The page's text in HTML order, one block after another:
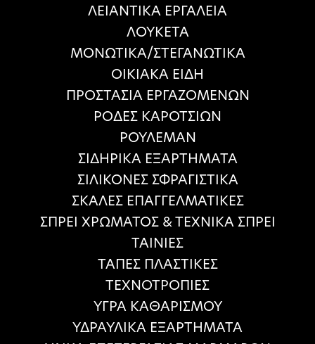
ΛΕΙΑΝΤΙΚΑ ΕΡΓΑΛΕΙΑ
ΛΟΥΚΕΤΑ
ΜΟΝΩΤΙΚΑ/ΣΤΕΓΑΝΩΤΙΚΑ
ΟΙΚΙΑΚΑ ΕΙΔΗ
ΠΡΟΣΤΑΣΙΑ ΕΡΓΑΖΟΜΕΝΩΝ
ΡΟΔΕΣ ΚΑΡΟΤΣΙΩΝ
ΡΟΥΛΕΜΑΝ
ΣΙΔΗΡΙΚΑ ΕΞΑΡΤΗΜΑΤΑ
ΣΙΛΙΚΟΝΕΣ ΣΦΡΑΓΙΣΤΙΚΑ
ΣΚΑΛΕΣ ΕΠΑΓΓΕΛΜΑΤΙΚΕΣ
ΣΠΡΕΙ ΧΡΩΜΑΤΟΣ & ΤΕΧΝΙΚΑ ΣΠΡΕΙ
ΤΑΙΝΙΕΣ
ΤΑΠΕΣ ΠΛΑΣΤΙΚΕΣ
ΤΕΧΝΟΤΡΟΠΙΕΣ
ΥΓΡΑ ΚΑΘΑΡΙΣΜΟΥ
ΥΔΡΑΥΛΙΚΑ ΕΞΑΡΤΗΜΑΤΑ